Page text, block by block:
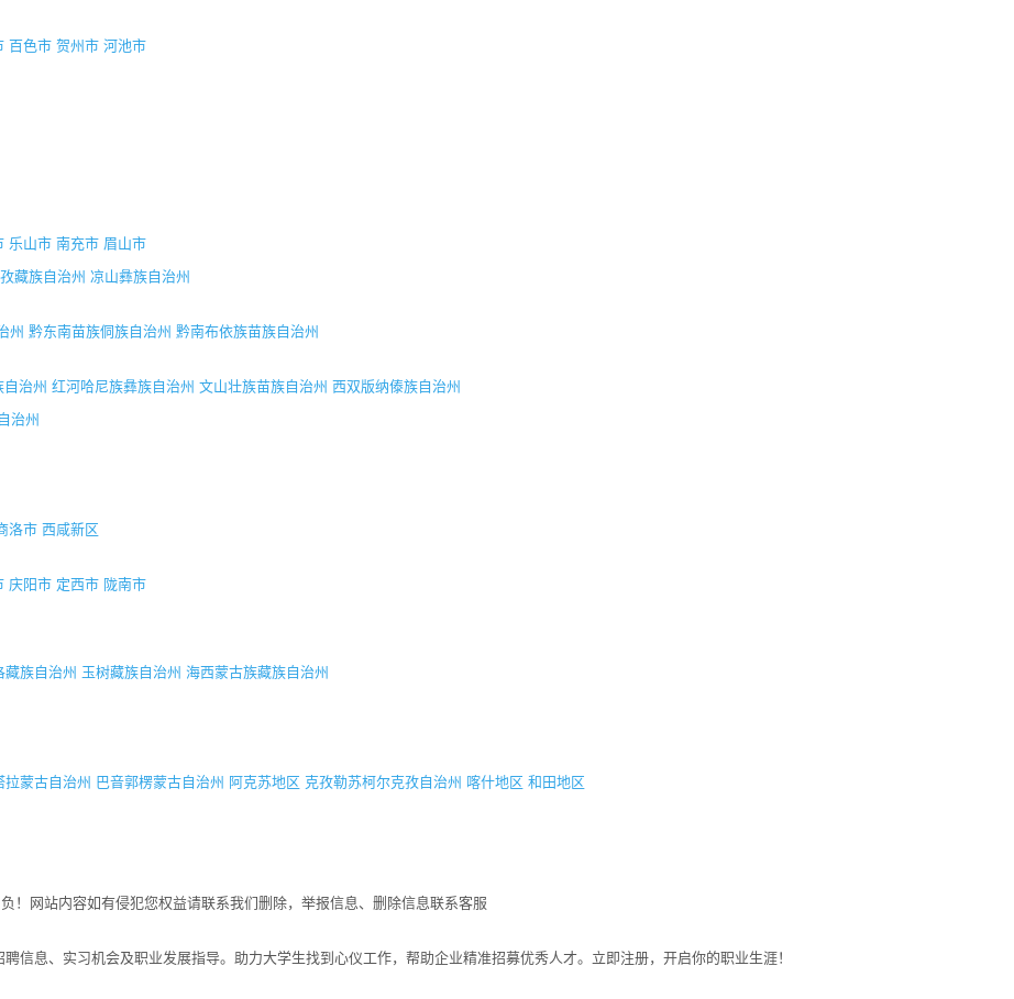
百色市 贺州市 河池市
乐山市 南充市 眉山市
藏族自治州 凉山彝族自治州
州 黔东南苗族侗族自治州 黔南布依族苗族自治州
治州 红河哈尼族彝族自治州 文山壮族苗族自治州 西双版纳傣族自治州
治州
洛市 西咸新区
庆阳市 定西市 陇南市
藏族自治州 玉树藏族自治州 海西蒙古族藏族自治州
拉蒙古自治州 巴音郭楞蒙古自治州 阿克苏地区 克孜勒苏柯尔克孜自治州 喀什地区 和田地区
！网站内容如有侵犯您权益请联系我们删除，举报信息、删除信息联系客服
信息、实习机会及职业发展指导。助力大学生找到心仪工作，帮助企业精准招募优秀人才。立即注册，开启你的职业生涯！